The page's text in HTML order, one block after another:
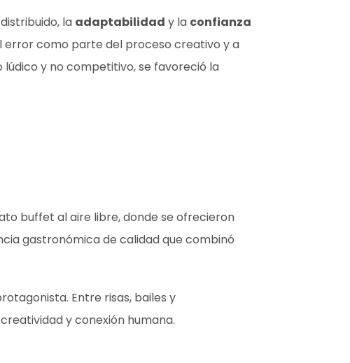
distribuido, la adaptabilidad y la confianza
error como parte del proceso creativo y a
y no competitivo, se favoreció la
buffet al aire libre, donde se ofrecieron
gastronómica de calidad que combinó
Entre risas, bailes y
y conexión humana.